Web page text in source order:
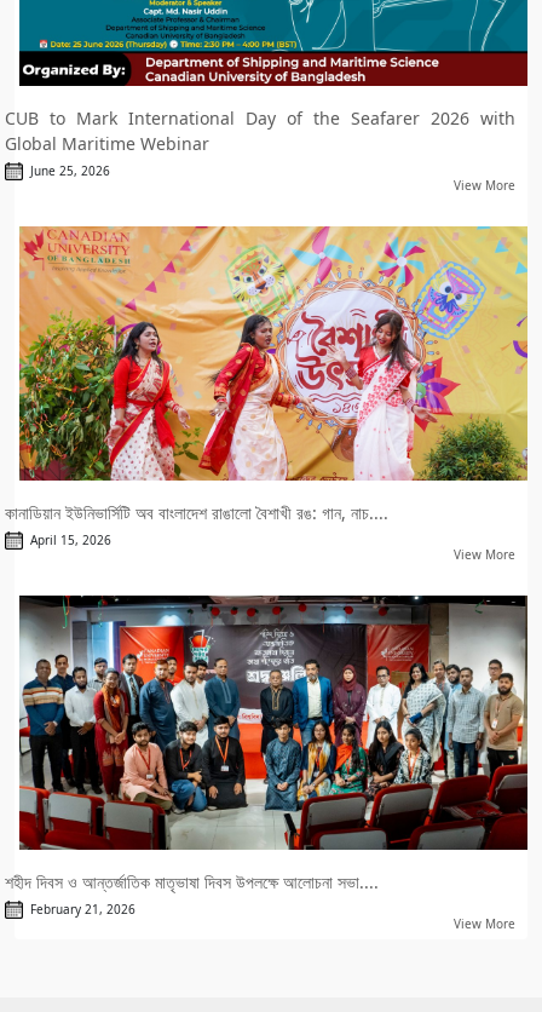
CUB to Mark International Day of the Seafarer 2026 with
Global Maritime Webinar
June 25, 2026
View More
কানাডিয়ান ইউনিভার্সিটি অব বাংলাদেশ রাঙালো বৈশাখী রঙ: গান, নাচ....
April 15, 2026
View More
শহীদ দিবস ও আন্তর্জাতিক মাতৃভাষা দিবস উপলক্ষে আলোচনা সভা....
February 21, 2026
View More